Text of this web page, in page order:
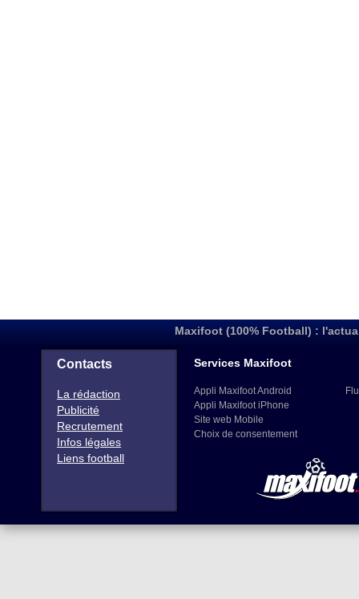
Maxifoot (100% Football) :
Contacts
La rédaction
Publicité
Recrutement
Infos légales
Liens football
Services Maxifoot
Appli Maxifoot Android
Appli Maxifoot iPhone
Site web Mobile
Choix de consentement